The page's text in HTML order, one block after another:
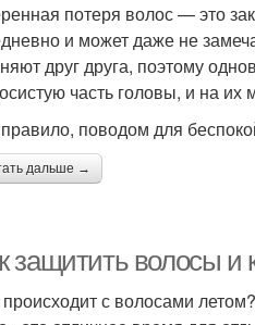
потеря волос — это
и может даже не
друг друга, поэтому
часть головы, и на
поводом для
дальше →
защитить волосы и
с волосами летом?